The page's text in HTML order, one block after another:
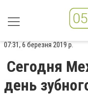
07:31, 6 березня 2019 р.
Сегодня
день